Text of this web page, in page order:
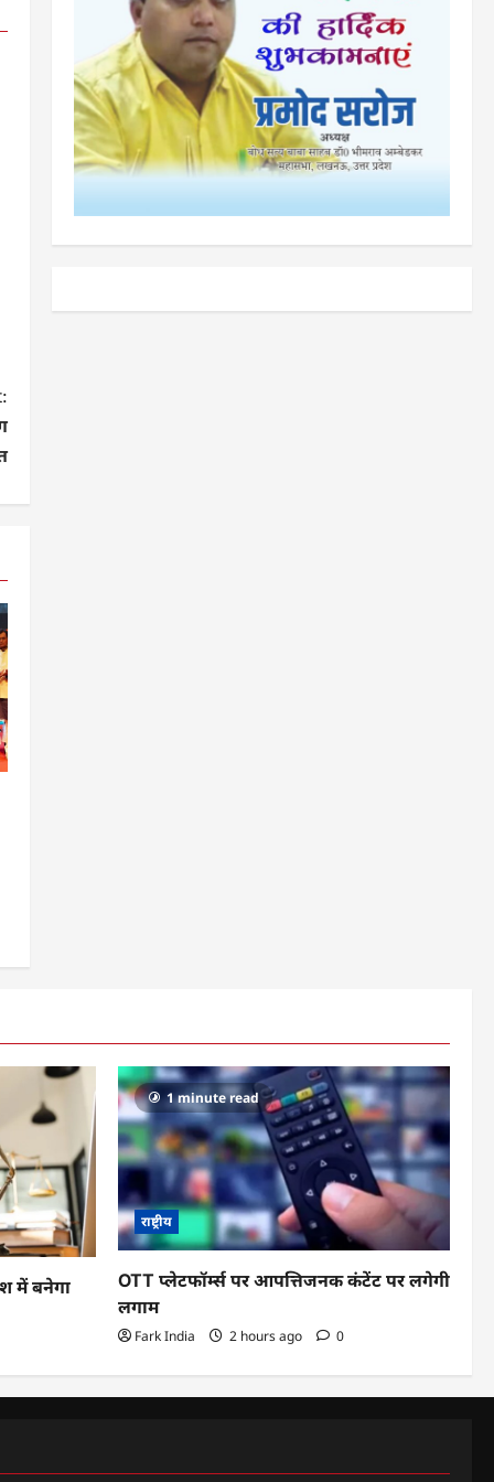
में बनेगा
1 minute read
राष्ट्रीय
OTT प्लेटफॉर्म्स पर आपत्तिजनक कंटेंट पर लगेगी
लगाम
Fark India 2 hours ago 0